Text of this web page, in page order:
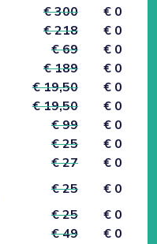
€ 300
€ 0
€ 218
€ 0
€ 69
€ 0
€ 189
€ 0
€ 19,50
€ 0
€ 19,50
€ 0
€ 99
€ 0
€ 25
€ 0
€ 27
€ 0
€ 25
€ 0
€ 25
€ 0
€ 49 € 0